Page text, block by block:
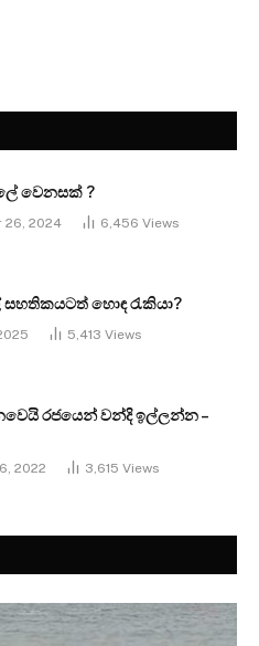
වෙනසක් ?
26, 2024 6,456 Views
සහතිකයටත් හොඳ රැකියා?
5,413 Views
රජයෙන් වන්දි ඉල්ලන්න –
2022 3,615 Views